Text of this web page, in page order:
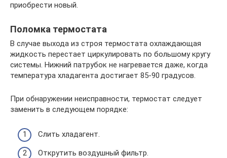
приобрести новый.
Поломка термостата
В случае выхода из строя термостата охлаждающая
жидкость перестает циркулировать по большому кругу
системы. Нижний патрубок не нагревается даже, когда
температура хладагента достигает 85-90 градусов.
При обнаружении неисправности, термостат следует
заменить в следующем порядке:
Слить хладагент.
Открутить воздушный фильтр.